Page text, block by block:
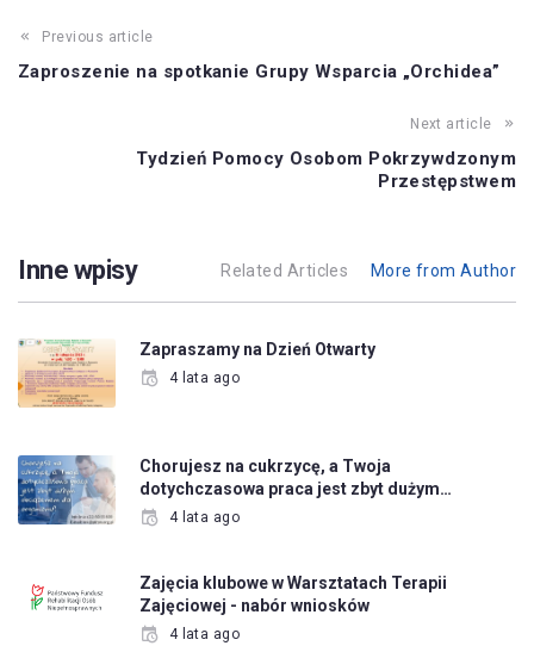
Previous article
Zaproszenie na spotkanie Grupy Wsparcia „Orchidea”
Next article
Tydzień Pomocy Osobom Pokrzywdzonym
Przestępstwem
Inne wpisy Related Articles More from Author
Zapraszamy na Dzień Otwarty
4 lata ago
Chorujesz na cukrzycę, a Twoja
dotychczasowa praca jest zbyt dużym…
4 lata ago
Zajęcia klubowe w Warsztatach Terapii
Zajęciowej - nabór wniosków
4 lata ago